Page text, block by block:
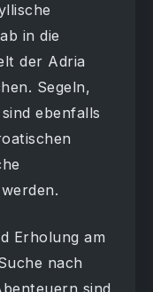
in die
der Adria
Segeln,
ebenfalls
Erholung am
nach